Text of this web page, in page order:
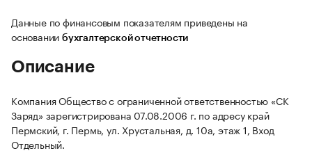
Данные по финансовым показателям приведены на
основании бухгалтерской отчетности
Описание
Компания Общество с ограниченной ответственностью «СК
Заряд» зарегистрирована 07.08.2006 г. по адресу край
Пермский, г. Пермь, ул. Хрустальная, д. 10а, этаж 1, Вход
Отдельный.